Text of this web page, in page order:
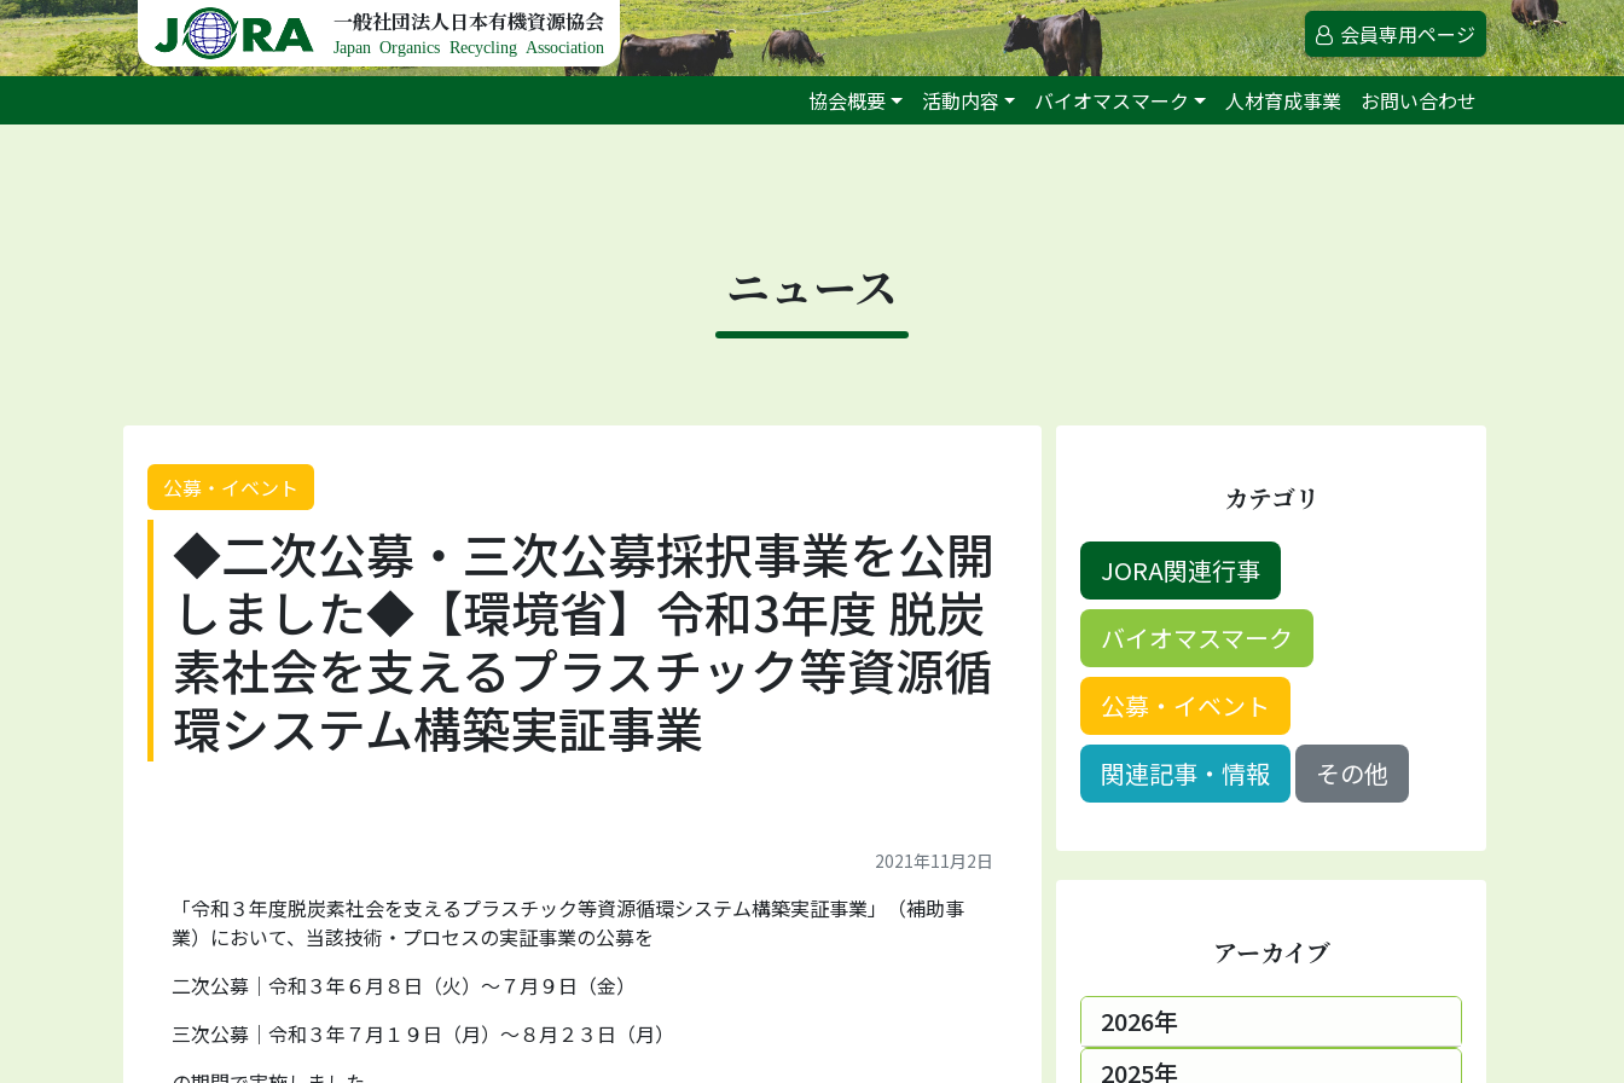
Skip to content 一般社団法人日本有機資源協会
Japan Organics Recycling Association 会員専用ページ
協会概要 活動内容 バイオマスマーク 人材育成事業 お問い合わせ
ニュース
公募・イベント
◆二次公募・三次公募採択事業を公開
しました◆【環境省】令和3年度 脱炭
素社会を支えるプラスチック等資源循
環システム構築実証事業
2021年11月2日
「令和３年度脱炭素社会を支えるプラスチック等資源循環システム構築実証事業」（補助事
業）において、当該技術・プロセスの実証事業の公募を
二次公募｜令和３年６月８日（火）～７月９日（金）
三次公募｜令和３年７月１９日（月）～８月２３日（月）
カテゴリ
JORA関連行事
バイオマスマーク
公募・イベント
関連記事・情報
その他
アーカイブ
2026年
2025年